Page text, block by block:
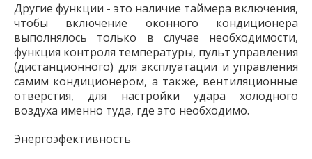
Другие функции - это наличие таймера включения,
чтобы включение оконного кондиционера
выполнялось только в случае необходимости,
функция контроля температуры, пульт управления
(дистанционного) для эксплуатации и управления
самим кондиционером, а также, вентиляционные
отверстия, для настройки удара холодного
воздуха именно туда, где это необходимо.
Энергоэфективность